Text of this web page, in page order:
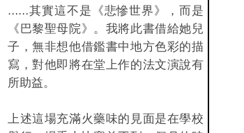
……其實這不是《悲慘世界》，而是
《巴黎聖母院》。我將此書借給她兒
子，無非想他借鑑書中地方色彩的描
寫，對他即將在堂上作的法文演說有
所助益。
上述這場充滿火藥味的見面是在學校